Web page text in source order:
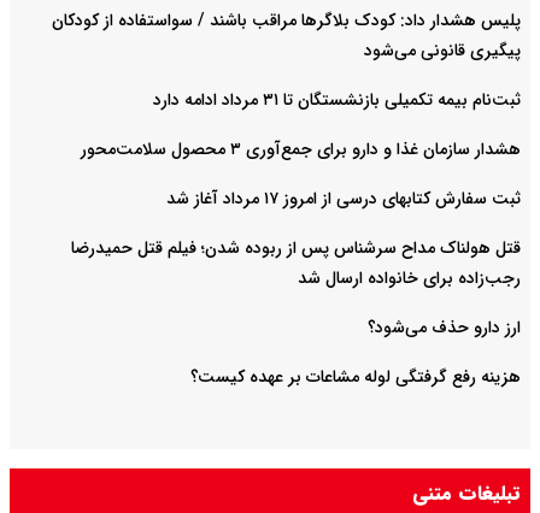
پلیس هشدار داد: کودک بلاگرها مراقب باشند / سواستفاده از کودکان
پیگیری قانونی می‌شود
ثبت‌نام بیمه تکمیلی بازنشستگان تا ۳۱ مرداد ادامه دارد
هشدار سازمان غذا و دارو برای جمع‌آوری ۳ محصول سلامت‌محور
ثبت سفارش کتابهای درسی از امروز ۱۷ مرداد آغاز شد
قتل هولناک مداح سرشناس پس از ربوده شدن؛ فیلم قتل حمیدرضا
رجب‌زاده برای خانواده ارسال شد
ارز دارو حذف می‌شود؟
هزینه رفع گرفتگی لوله مشاعات بر عهده کیست؟
تبلیغات متنی